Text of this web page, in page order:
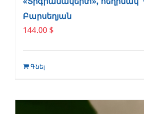
Բարսեղյան
144.00 $
Գնել